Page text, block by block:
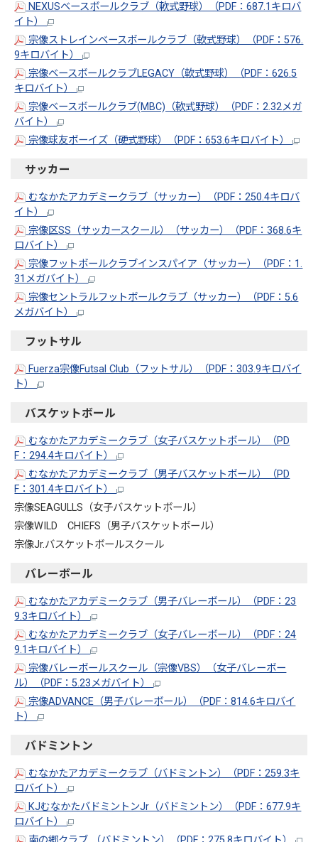
NEXUSベースボールクラブ（軟式野球）（PDF：687.1キロバ
イト）
宗像ストレインベースボールクラブ（軟式野球）（PDF：576.
9キロバイト）
宗像ベースボールクラブLEGACY（軟式野球）（PDF：626.5
キロバイト）
宗像ベースボールクラブ(MBC)（軟式野球）（PDF：2.32メガ
バイト）
宗像球友ボーイズ（硬式野球）（PDF：653.6キロバイト）
サッカー
むなかたアカデミークラブ（サッカー）（PDF：250.4キロバ
イト）
宗像区SS（サッカースクール）（サッカー）（PDF：368.6キ
ロバイト）
宗像フットボールクラブインスパイア（サッカー）（PDF：1.
31メガバイト）
宗像セントラルフットボールクラブ（サッカー）（PDF：5.6
メガバイト）
フットサル
Fuerza宗像Futsal Club（フットサル）（PDF：303.9キロバイ
ト）
バスケットボール
むなかたアカデミークラブ（女子バスケットボール）（PD
F：294.4キロバイト）
むなかたアカデミークラブ（男子バスケットボール）（PD
F：301.4キロバイト）
宗像SEAGULLS（女子バスケットボール）
宗像WILD CHIEFS（男子バスケットボール）
宗像Jr.バスケットボールスクール
バレーボール
むなかたアカデミークラブ（男子バレーボール）（PDF：23
9.3キロバイト）
むなかたアカデミークラブ（女子バレーボール）（PDF：24
9.1キロバイト）
宗像バレーボールスクール（宗像VBS）（女子バレーボー
ル）（PDF：5.23メガバイト）
宗像ADVANCE（男子バレーボール）（PDF：814.6キロバイ
ト）
バドミントン
むなかたアカデミークラブ（バドミントン）（PDF：259.3キ
ロバイト）
KJむなかたバドミントンJr（バドミントン）（PDF：677.9キ
ロバイト）